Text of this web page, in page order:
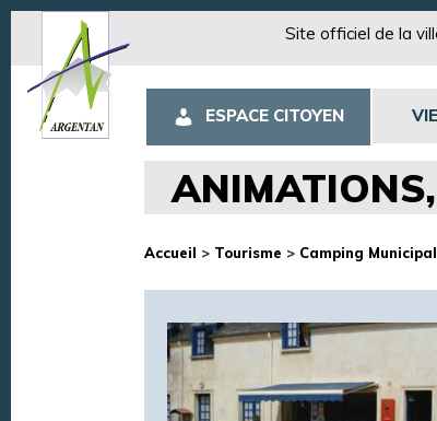
Site officiel de la
ESPACE CITOYEN
Accueil > Tourisme > Camping